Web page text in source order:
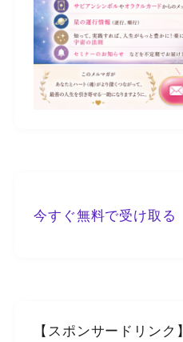
今すぐ無料で受け取る
【スポンサードリンク】